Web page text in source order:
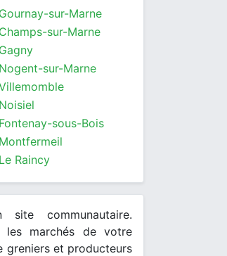
Gournay-sur-Marne
Champs-sur-Marne
Gagny
Nogent-sur-Marne
Noisiel
Fontenay-sous-Bois
Montfermeil
Le Raincy
site communautaire.
les marchés de votre
greniers et producteurs